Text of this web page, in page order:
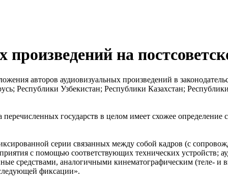
на
авторов аудиовизуальных произведений в
Республики Узбекистан; Республики Казахстан;
перечисленных государств в целом имеет схожее
серии связанных между собой кадров (с
с помощью соответствующих технических устройств;
средствами, аналогичными кинематографическим
фиксации».